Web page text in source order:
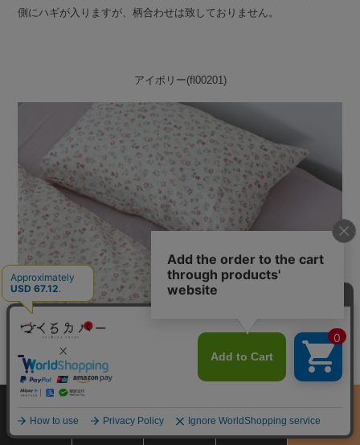
側にハギが入りますが、柄合わせは致しておりません。
アイボリー(fl00201)
商品をさがす
サイズ
お買物ガイド カート